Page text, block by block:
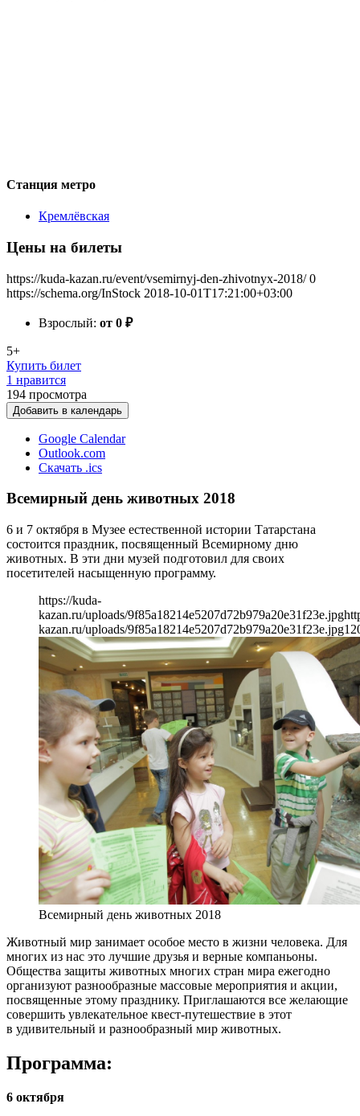
Станция метро
Кремлёвская
Цены на билеты
https://kuda-kazan.ru/event/vsemirnyj-den-zhivotnyx-2018/ 0
https://schema.org/InStock 2018-10-01T17:21:00+03:00
Взрослый: от 0 ₽
5+
Купить билет
1 нравится
194 просмотра
Добавить в календарь
Google Calendar
Outlook.com
Скачать .ics
Всемирный день животных 2018
6 и 7 октября в Музее естественной истории Татарстана
состоится праздник, посвященный Всемирному дню
животных. В эти дни музей подготовил для своих
посетителей насыщенную программу.
https://kuda-
kazan.ru/uploads/9f85a18214e5207d72b979a20e31f23e.jpg
kazan.ru/uploads/9f85a18214e5207d72b979a20e31f23e.jpg
Всемирный день животных 2018
Животный мир занимает особое место в жизни человека. Для
многих из нас это лучшие друзья и верные компаньоны.
Общества защиты животных многих стран мира ежегодно
организуют разнообразные массовые мероприятия и акции,
посвященные этому празднику. Приглашаются все желающие
совершить увлекательное квест-путешествие в этот
в удивительный и разнообразный мир животных.
Программа:
6 октября